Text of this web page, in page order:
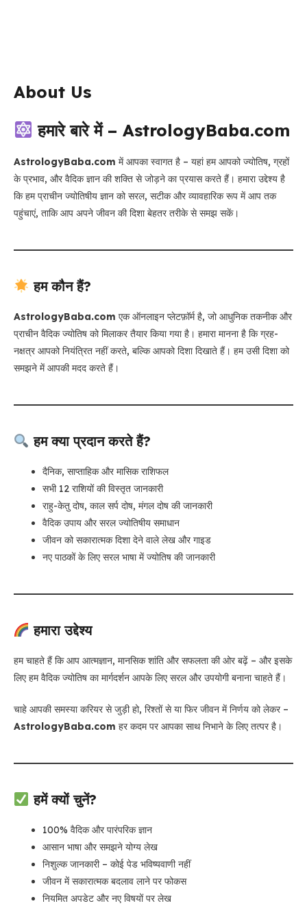
About Us
हमारे बारे में – AstrologyBaba.com
AstrologyBaba.com में आपका स्वागत है – यहां हम आपको ज्योतिष, ग्रहों
के प्रभाव, और वैदिक ज्ञान की शक्ति से जोड़ने का प्रयास करते हैं। हमारा उद्देश्य है
कि हम प्राचीन ज्योतिषीय ज्ञान को सरल, सटीक और व्यावहारिक रूप में आप तक
पहुंचाएं, ताकि आप अपने जीवन की दिशा बेहतर तरीके से समझ सकें।
हम कौन हैं?
AstrologyBaba.com एक ऑनलाइन प्लेटफ़ॉर्म है, जो आधुनिक तकनीक और
प्राचीन वैदिक ज्योतिष को मिलाकर तैयार किया गया है। हमारा मानना है कि ग्रह-
नक्षत्र आपको नियंत्रित नहीं करते, बल्कि आपको दिशा दिखाते हैं। हम उसी दिशा को
समझने में आपकी मदद करते हैं।
हम क्या प्रदान करते हैं?
दैनिक, साप्ताहिक और मासिक राशिफल
सभी 12 राशियों की विस्तृत जानकारी
राहु-केतु दोष, काल सर्प दोष, मंगल दोष की जानकारी
वैदिक उपाय और सरल ज्योतिषीय समाधान
जीवन को सकारात्मक दिशा देने वाले लेख और गाइड
नए पाठकों के लिए सरल भाषा में ज्योतिष की जानकारी
हमारा उद्देश्य
हम चाहते हैं कि आप आत्मज्ञान, मानसिक शांति और सफलता की ओर बढ़ें – और इसके
लिए हम वैदिक ज्योतिष का मार्गदर्शन आपके लिए सरल और उपयोगी बनाना चाहते हैं।
चाहे आपकी समस्या करियर से जुड़ी हो, रिश्तों से या फिर जीवन में निर्णय को लेकर –
AstrologyBaba.com हर कदम पर आपका साथ निभाने के लिए तत्पर है।
हमें क्यों चुनें?
100% वैदिक और पारंपरिक ज्ञान
आसान भाषा और समझने योग्य लेख
निशुल्क जानकारी – कोई पेड भविष्यवाणी नहीं
जीवन में सकारात्मक बदलाव लाने पर फोकस
नियमित अपडेट और नए विषयों पर लेख